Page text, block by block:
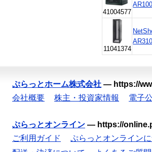
41004577
11041374
ぷらっとホーム株式会社 — https://
会社概要
株主・投資家情報 電子
ぷらっとオンライン — https://
ご利用ガイド
ぷらっとオンライン